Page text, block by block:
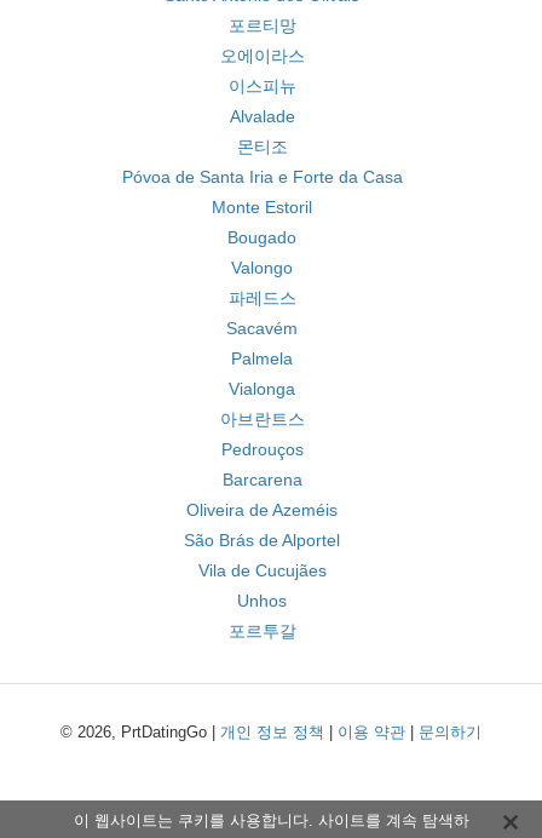
포르티망
오에이라스
이스피뉴
Alvalade
몬티조
Póvoa de Santa Iria e Forte da Casa
Monte Estoril
Bougado
Valongo
파레드스
Sacavém
Palmela
Vialonga
아브란트스
Pedrouços
Barcarena
Oliveira de Azeméis
São Brás de Alportel
Vila de Cucujães
Unhos
포르투갈
© 2026, PrtDatingGo | 개인 정보 정책 이용 약관 문의하기
이 웹사이트는 쿠키를 사용합니다. 사이트를 계속 탐색하